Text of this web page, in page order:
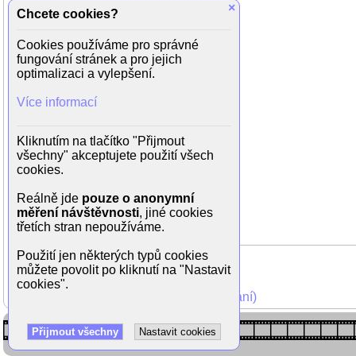
Vladimír Harapes (taneční mistr)
Michal Gazdík (správce chaty)
Ludmila Lukačíková (kuchařka)
Miroslav Barabáš (vazoun)
Petra Špindlerová
Jaroslav Hájek
Zdena Kanecká
Johana Rezková
Karel Říha
František Vlk
Josef Menšík
Mohli jste vidět v TV (zobrazit starší vysílání)
×
Chcete cookies?
Cookies používáme pro správné
fungování stránek a pro jejich
optimalizaci a vylepšení.
Více informací
Kliknutím na tlačítko "Přijmout
všechny" akceptujete použití všech
cookies.
Reálně jde pouze o anonymní
měření návštěvnosti, jiné cookies
třetích stran nepoužíváme.
Použití jen některých typů cookies
můžete povolit po kliknutí na "Nastavit
cookies".
Přijmout všechny Nastavit cookies